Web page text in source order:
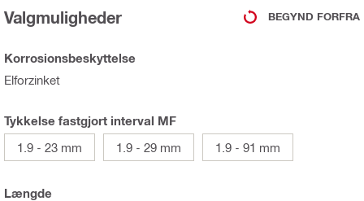
Valgmuligheder BEGYND FORFRA
Korrosionsbeskyttelse
Elforzinket
Tykkelse fastgjort interval MF
1.9 - 23 mm
1.9 - 29 mm 1.9 - 91 mm
Længde